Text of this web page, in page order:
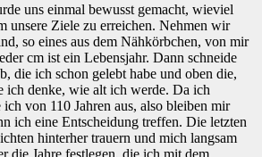
uns einmal bewusst gemacht, wieviel
unsere Ziele zu erreichen. Nehmen wir
so eines aus dem Nähkörbchen, von mir
cm ist ein Lebensjahr. Dann schneide
die ich schon gelebt habe und oben die,
ich denke, wie alt ich werde. Da ich
von 110 Jahren aus, also bleiben mir
ich eine Entscheidung treffen. Die letzten
hinterher trauern und mich langsam
die Jahre festlegen, die ich mit dem